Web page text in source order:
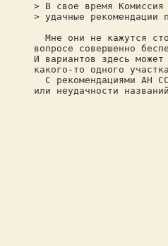
> В свое время Комиссия
> удачные рекомендации
Мне они не кажутся
вопросе совершенно
И вариантов здесь
какого-то одного
С рекомендациями АН
или неудачности